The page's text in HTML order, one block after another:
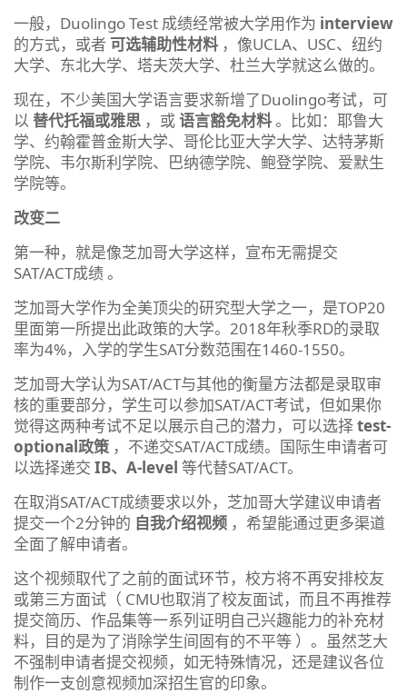
一般，Duolingo Test 成绩经常被大学用作为 interview
的方式，或者 可选辅助性材料 ，像UCLA、USC、纽约
大学、东北大学、塔夫茨大学、杜兰大学就这么做的。
现在，不少美国大学语言要求新增了Duolingo考试，可
以 替代托福或雅思 ，或语言豁免材料。比如：耶鲁大
学、约翰霍普金斯大学、哥伦比亚大学大学、达特茅斯
学院、韦尔斯利学院、巴纳德学院、鲍登学院、爱默生
学院等。
改变二
第一种，就是像芝加哥大学这样，宣布无需提交
SAT/ACT成绩 。
芝加哥大学作为全美顶尖的研究型大学之一，是TOP20
里面第一所提出此政策的大学。2018年秋季RD的录取
率为4%，入学的学生SAT分数范围在1460-1550。
芝加哥大学认为SAT/ACT与其他的衡量方法都是录取审
核的重要部分，学生可以参加SAT/ACT考试，但如果你
觉得这两种考试不足以展示自己的潜力，可以选择test-
optional政策 ，不递交SAT/ACT成绩。国际生申请者可
以选择递交 IB、A-level 等代替SAT/ACT。
在取消SAT/ACT成绩要求以外，芝加哥大学建议申请者
提交一个2分钟的 自我介绍视频 ，希望能通过更多渠道
全面了解申请者。
这个视频取代了之前的面试环节，校方将不再安排校友
或第三方面试（ CMU也取消了校友面试，而且不再推荐
提交简历、作品集等一系列证明自己兴趣能力的补充材
料，目的是为了消除学生间固有的不平等 ）。虽然芝大
不强制申请者提交视频，如无特殊情况，还是建议各位
制作一支创意视频加深招生官的印象。